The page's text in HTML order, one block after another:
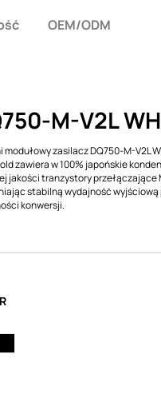
OEM/ODM
M-V2L WH
modułowy zasilacz DQ750-M-V2L
zawiera w 100% japońskie
jakości tranzystory przełączające
stabilną wydajność wyjściową
konwersji.